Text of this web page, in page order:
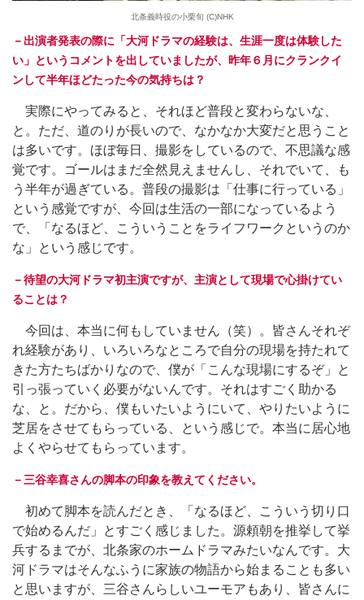
北条義時役の小栗旬 (C)NHK
－出演者発表の際に「大河ドラマの経験は、生涯一度は体験した
い」というコメントを出していましたが、昨年６月にクランクイ
ンして半年ほどたった今の気持ちは？
実際にやってみると、それほど普段と変わらないな、
と。ただ、道のりが長いので、なかなか大変だと思うこと
は多いです。ほぼ毎日、撮影をしているので、不思議な感
覚です。ゴールはまだ全然見えませんし、それでいて、も
う半年が過ぎている。普段の撮影は「仕事に行っている」
という感覚ですが、今回は生活の一部になっているよう
で、「なるほど、こういうことをライフワークというのか
な」という感じです。
－待望の大河ドラマ初主演ですが、主演として現場で心掛けてい
ることは？
今回は、本当に何もしていません（笑）。皆さんそれぞ
れ経験があり、いろいろなところで自分の現場を持たれて
きた方たちばかりなので、僕が「こんな現場にするぞ」と
引っ張っていく必要がないんです。それはすごく助かる
な、と。だから、僕もいたいようにいて、やりたいように
芝居をさせてもらっている、という感じで。本当に居心地
よくやらせてもらっています。
－三谷幸喜さんの脚本の印象を教えてください。
初めて脚本を読んだとき、「なるほど、こういう切り口
で始めるんだ」とすごく感じました。源頼朝を推挙して挙
兵するまでが、北条家のホームドラマみたいなんです。大
河ドラマはそんなふうに家族の物語から始まることも多い
と思いますが、三谷さんらしいユーモアもあり、皆さんに